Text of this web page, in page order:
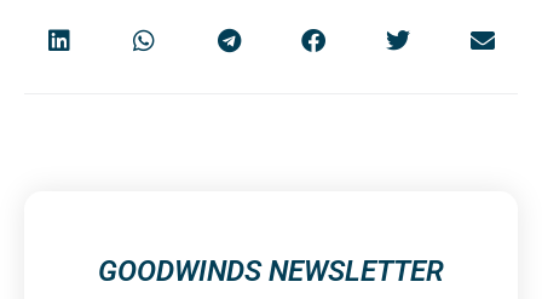
GOODWINDS NEWSLETTER